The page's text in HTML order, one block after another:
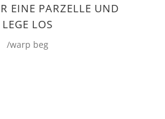
EINE PARZELLE UND
LEGE LOS
/warp beg